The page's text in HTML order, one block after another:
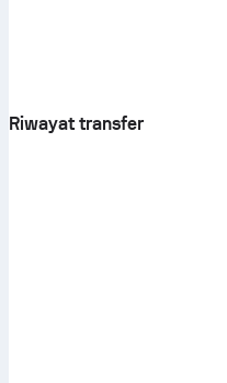
Riwayat transfer